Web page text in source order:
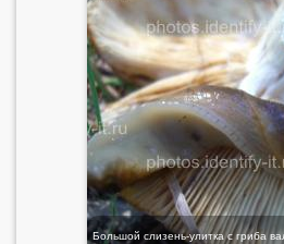
Большой слизень-улитка с гриба